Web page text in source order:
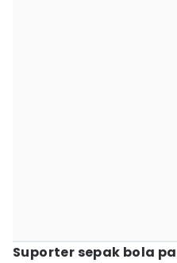
Suporter sepak bola